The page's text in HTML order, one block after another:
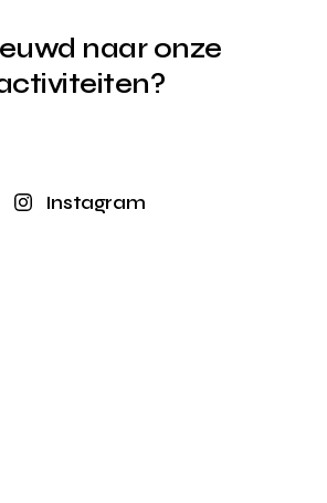
naar onze
Instagram